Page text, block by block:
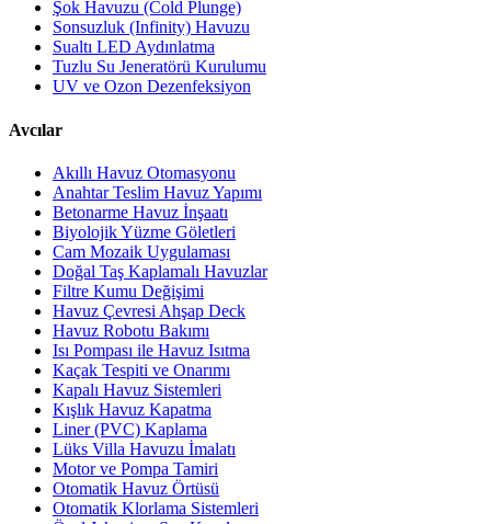
Şok Havuzu (Cold Plunge)
Sonsuzluk (Infinity) Havuzu
Sualtı LED Aydınlatma
Tuzlu Su Jeneratörü Kurulumu
UV ve Ozon Dezenfeksiyon
Avcılar
Akıllı Havuz Otomasyonu
Anahtar Teslim Havuz Yapımı
Betonarme Havuz İnşaatı
Biyolojik Yüzme Göletleri
Cam Mozaik Uygulaması
Doğal Taş Kaplamalı Havuzlar
Filtre Kumu Değişimi
Havuz Çevresi Ahşap Deck
Havuz Robotu Bakımı
Isı Pompası ile Havuz Isıtma
Kaçak Tespiti ve Onarımı
Kapalı Havuz Sistemleri
Kışlık Havuz Kapatma
Liner (PVC) Kaplama
Lüks Villa Havuzu İmalatı
Motor ve Pompa Tamiri
Otomatik Havuz Örtüsü
Otomatik Klorlama Sistemleri